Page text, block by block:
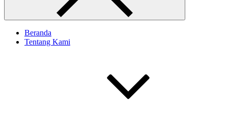
Beranda
Tentang Kami